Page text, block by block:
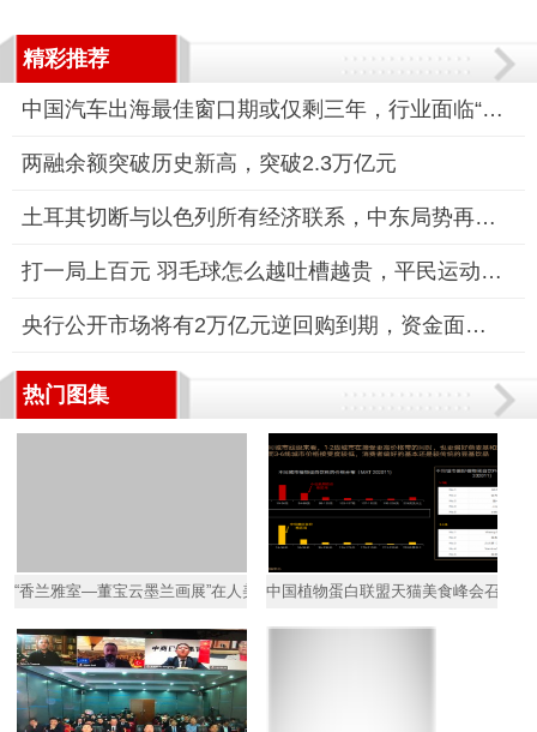
精彩推荐
中国汽车出海最佳窗口期或仅剩三年，行业面临“黄金窗口”与“窗
两融余额突破历史新高，突破2.3万亿元
土耳其切断与以色列所有经济联系，中东局势再添变数
打一局上百元 羽毛球怎么越吐槽越贵，平民运动变“贵族运动”？
央行公开市场将有2万亿元逆回购到期，资金面或迎季节性收紧
热门图集
“香兰雅室—董宝云墨兰画展”在人美美术馆成功举办中国植物蛋白联盟天猫美食峰会召开